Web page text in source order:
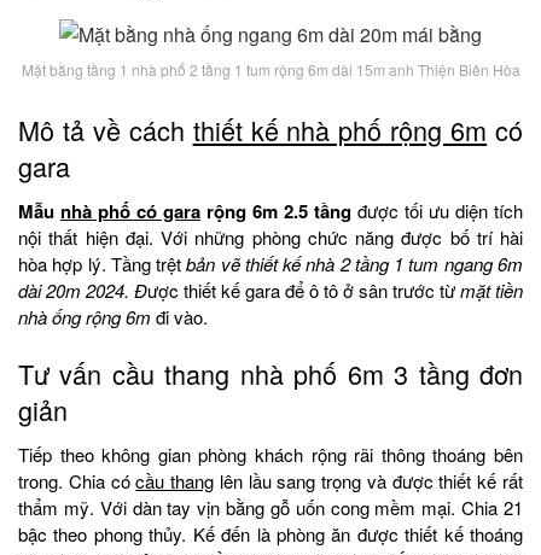
Mặt bằng tầng 1 nhà phố 2 tầng 1 tum rộng 6m dài 15m anh Thiện Biên Hòa
Mô tả về cách thiết kế nhà phố rộng 6m có
gara
Mẫu nhà phố có gara rộng 6m 2.5 tầng được tối ưu diện tích
nội thất hiện đại. Với những phòng chức năng được bố trí hài
hòa hợp lý. Tầng trệtbản vẽ thiết kế nhà 2 tầng 1 tum ngang 6m
dài 20m 2024. Được thiết kế gara để ô tô ở sân trước từmặt tiền
nhà ống rộng 6m đi vào.
Tư vấn cầu thang nhà phố 6m 3 tầng đơn
giản
Tiếp theo không gian phòng khách rộng rãi thông thoáng bên
trong. Chia cócầu thang lên lầu sang trọng và được thiết kế rất
thẩm mỹ. Với dàn tay vịn bằng gỗ uốn cong mềm mại. Chia 21
bậc theo phong thủy. Kế đến là phòng ăn được thiết kế thoáng